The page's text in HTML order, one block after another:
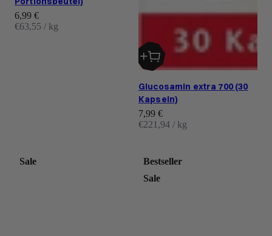
Angebot
6,99 €
€63,55 / kg
Glucosamin extra 700 (30
Kapseln)
Angebot
7,99 €
€221,94 / kg
Sale
Bestseller
Sale